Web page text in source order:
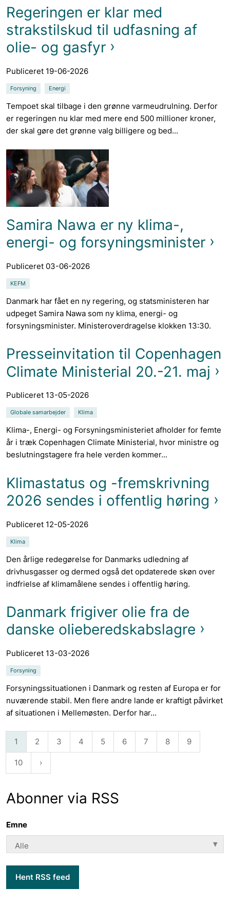
Regeringen er klar med
strakstilskud til udfasning af
olie- og gasfyr
Publiceret 19-06-2026
Forsyning Energi
Tempoet skal tilbage i den grønne varmeudrulning. Derfor
er regeringen nu klar med mere end 500 millioner kroner,
der skal gøre det grønne valg billigere og bed...
Samira Nawa er ny klima-,
energi- og forsyningsminister
Publiceret 03-06-2026
KEFM
Danmark har fået en ny regering, og statsministeren har
udpeget Samira Nawa som ny klima, energi- og
forsyningsminister. Ministeroverdragelse klokken 13:30.
Presseinvitation til Copenhagen
Climate Ministerial 20.-21. maj
Publiceret 13-05-2026
Globale samarbejder Klima
Klima-, Energi- og Forsyningsministeriet afholder for femte
år i træk Copenhagen Climate Ministerial, hvor ministre og
beslutningstagere fra hele verden kommer...
Klimastatus og -fremskrivning
2026 sendes i offentlig høring
Publiceret 12-05-2026
Klima
Den årlige redegørelse for Danmarks udledning af
drivhusgasser og dermed også det opdaterede skøn over
indfrielse af klimamålene sendes i offentlig høring.
Danmark frigiver olie fra de
danske olieberedskabslagre
Publiceret 13-03-2026
Forsyning
Forsyningssituationen i Danmark og resten af Europa er for
nuværende stabil. Men flere andre lande er kraftigt påvirket
af situationen i Mellemøsten. Derfor har...
1 2 3 4 5 6 7 8 9
10
Abonner via RSS
Emne
Hent RSS feed